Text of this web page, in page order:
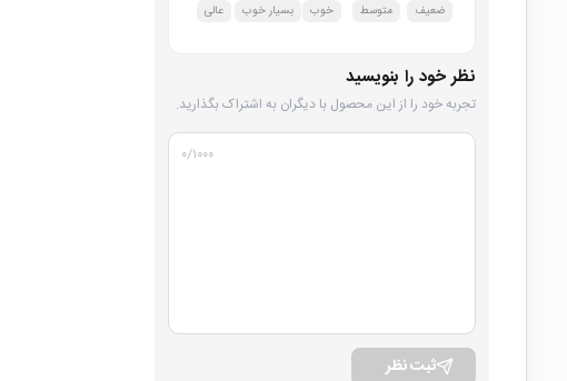
ضعیف متوسط خوب بسیار خوب عالی
نظر خود را بنویسید
تجربه خود را از این محصول با دیگران به اشتراک بگذارید.
۰/۱۰۰۰
ثبت نظر